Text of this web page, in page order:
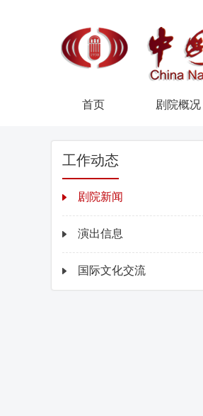
首页 剧院概况
工作动态
剧院新闻
演出信息
国际文化交流